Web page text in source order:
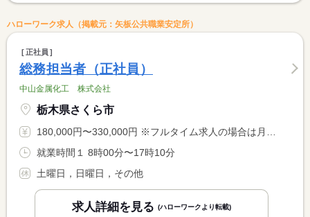
ハローワーク求人（掲載元：矢板公共職業安定所）
正社員
総務担当者（正社員）
中山金属化工 株式会社
栃木県さくら市
180,000円〜330,000円 ※フルタイム求人の場合は月額（換算額）、パート求人の場合は時間額を表示しています。
就業時間１ 8時00分〜17時10分
土曜日，日曜日，その他
求人詳細を見る (ハローワークより転載)